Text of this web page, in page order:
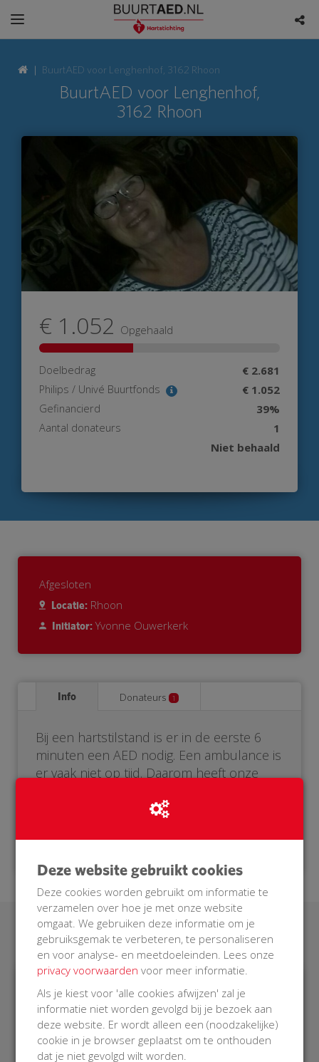
BuurtAED voor Lenghenhof, 3162 Rhoon
BuurtAED voor Lenghenhof,
3162 Rhoon
€ 1.052 Opgehaald
Doelbedrag € 2.681
Philips / Univé Buurtfonds € 1.052
Gefinancierd 39%
Aantal donateurs
1
Niet behaald
Afgesloten
Locatie: Rhoon
Initiator: Yvonne Ouwerkerk
Info Donateurs 1
Bij een hartstilstand is er in de eerste 6
minuten een AED nodig. Een ambulance is
er vaak niet op tijd. Daarom heeft onze
Doneer voor onze BuurtAED!
Laatste donaties
€ 1.052
Philips
12 Oct 2018
Deze website gebruikt cookies
Deze cookies worden gebruikt om informatie te
verzamelen over hoe je met onze website
omgaat. We gebruiken deze informatie om je
gebruiksgemak te verbeteren, te personaliseren
en voor analyse- en meetdoeleinden. Lees onze
privacy voorwaarden voor meer informatie.
Als je kiest voor 'alle cookies afwijzen' zal je
informatie niet worden gevolgd bij je bezoek aan
deze website. Er wordt alleen een (noodzakelijke)
cookie in je browser geplaatst om te onthouden
dat je niet gevolgd wilt worden.